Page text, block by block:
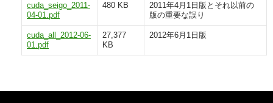
cuda_seigo_2011-
04-01.pdf
480 KB
2011年4月1日版とそれ以前の
版の重要な誤り
cuda_all_2012-06-
01.pdf
27,377
KB
2012年6月1日版